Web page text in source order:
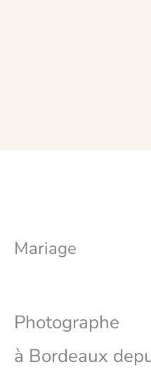
Mariage
Photographe
à Bordeaux